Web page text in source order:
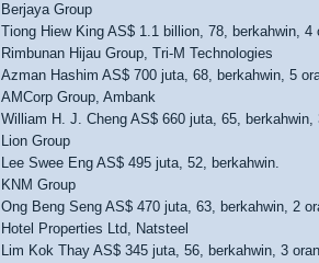
Berjaya Group
Tiong Hiew King AS$ 1.1 billion, 78, berkahwin, 4
Rimbunan Hijau Group, Tri-M Technologies
Azman Hashim AS$ 700 juta, 68, berkahwin, 5
AMCorp Group, Ambank
William H. J. Cheng AS$ 660 juta, 65, berkahwin,
Lion Group
Lee Swee Eng AS$ 495 juta, 52, berkahwin.
KNM Group
Ong Beng Seng AS$ 470 juta, 63, berkahwin, 2
Hotel Properties Ltd, Natsteel
Lim Kok Thay AS$ 345 juta, 56, berkahwin, 3